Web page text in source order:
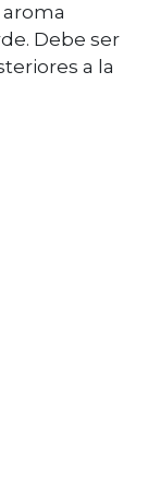
Debe ser
a la